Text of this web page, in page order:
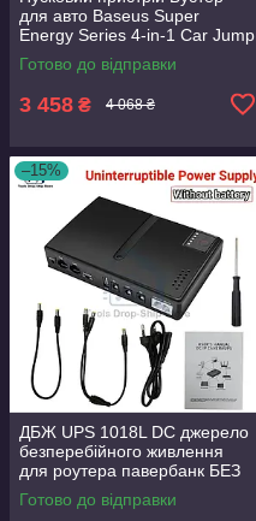
для авто Baseus Super
Energy Series 4-in-1 Car Jump
Starter 600A + Павербанк +
Компресор
Готово до відправки
3 458 ₴ 4 068 ₴
–15%
ДБЖ UPS 1018L DC джерело
безперебійного живлення
для роутера павербанк БЕЗ
АКУМУЛЯТОРІВ 18650
Готово до відправки